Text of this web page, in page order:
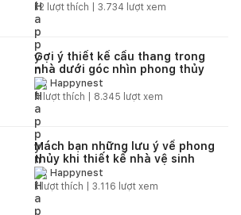
12 lượt thích | 3.734 lượt xem
Gợi ý thiết kế cầu thang trong
nhà dưới góc nhìn phong thủy
Happynest
4 lượt thích | 8.345 lượt xem
Mách bạn những lưu ý về phong
thủy khi thiết kế nhà vệ sinh
Happynest
1lượt thích | 3.116 lượt xem